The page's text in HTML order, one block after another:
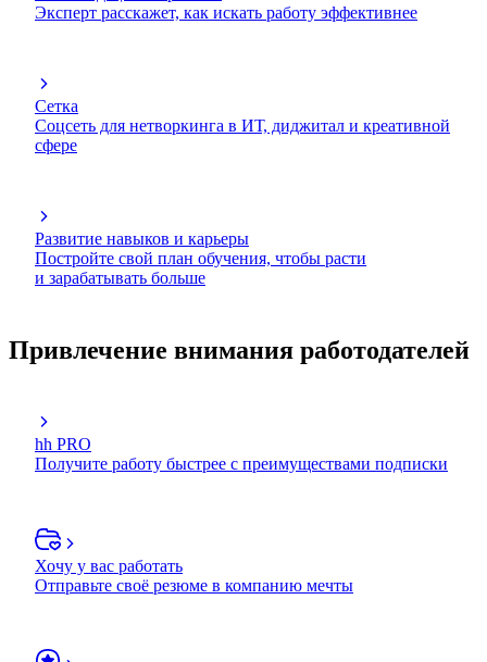
Эксперт расскажет, как искать работу эффективнее
Сетка
Соцсеть для нетворкинга в ИТ, диджитал и креативной
сфере
Развитие навыков и карьеры
Постройте свой план обучения, чтобы расти
и зарабатывать больше
Привлечение внимания работодателей
hh PRO
Получите работу быстрее с преимуществами подписки
Хочу у вас работать
Отправьте своё резюме в компанию мечты